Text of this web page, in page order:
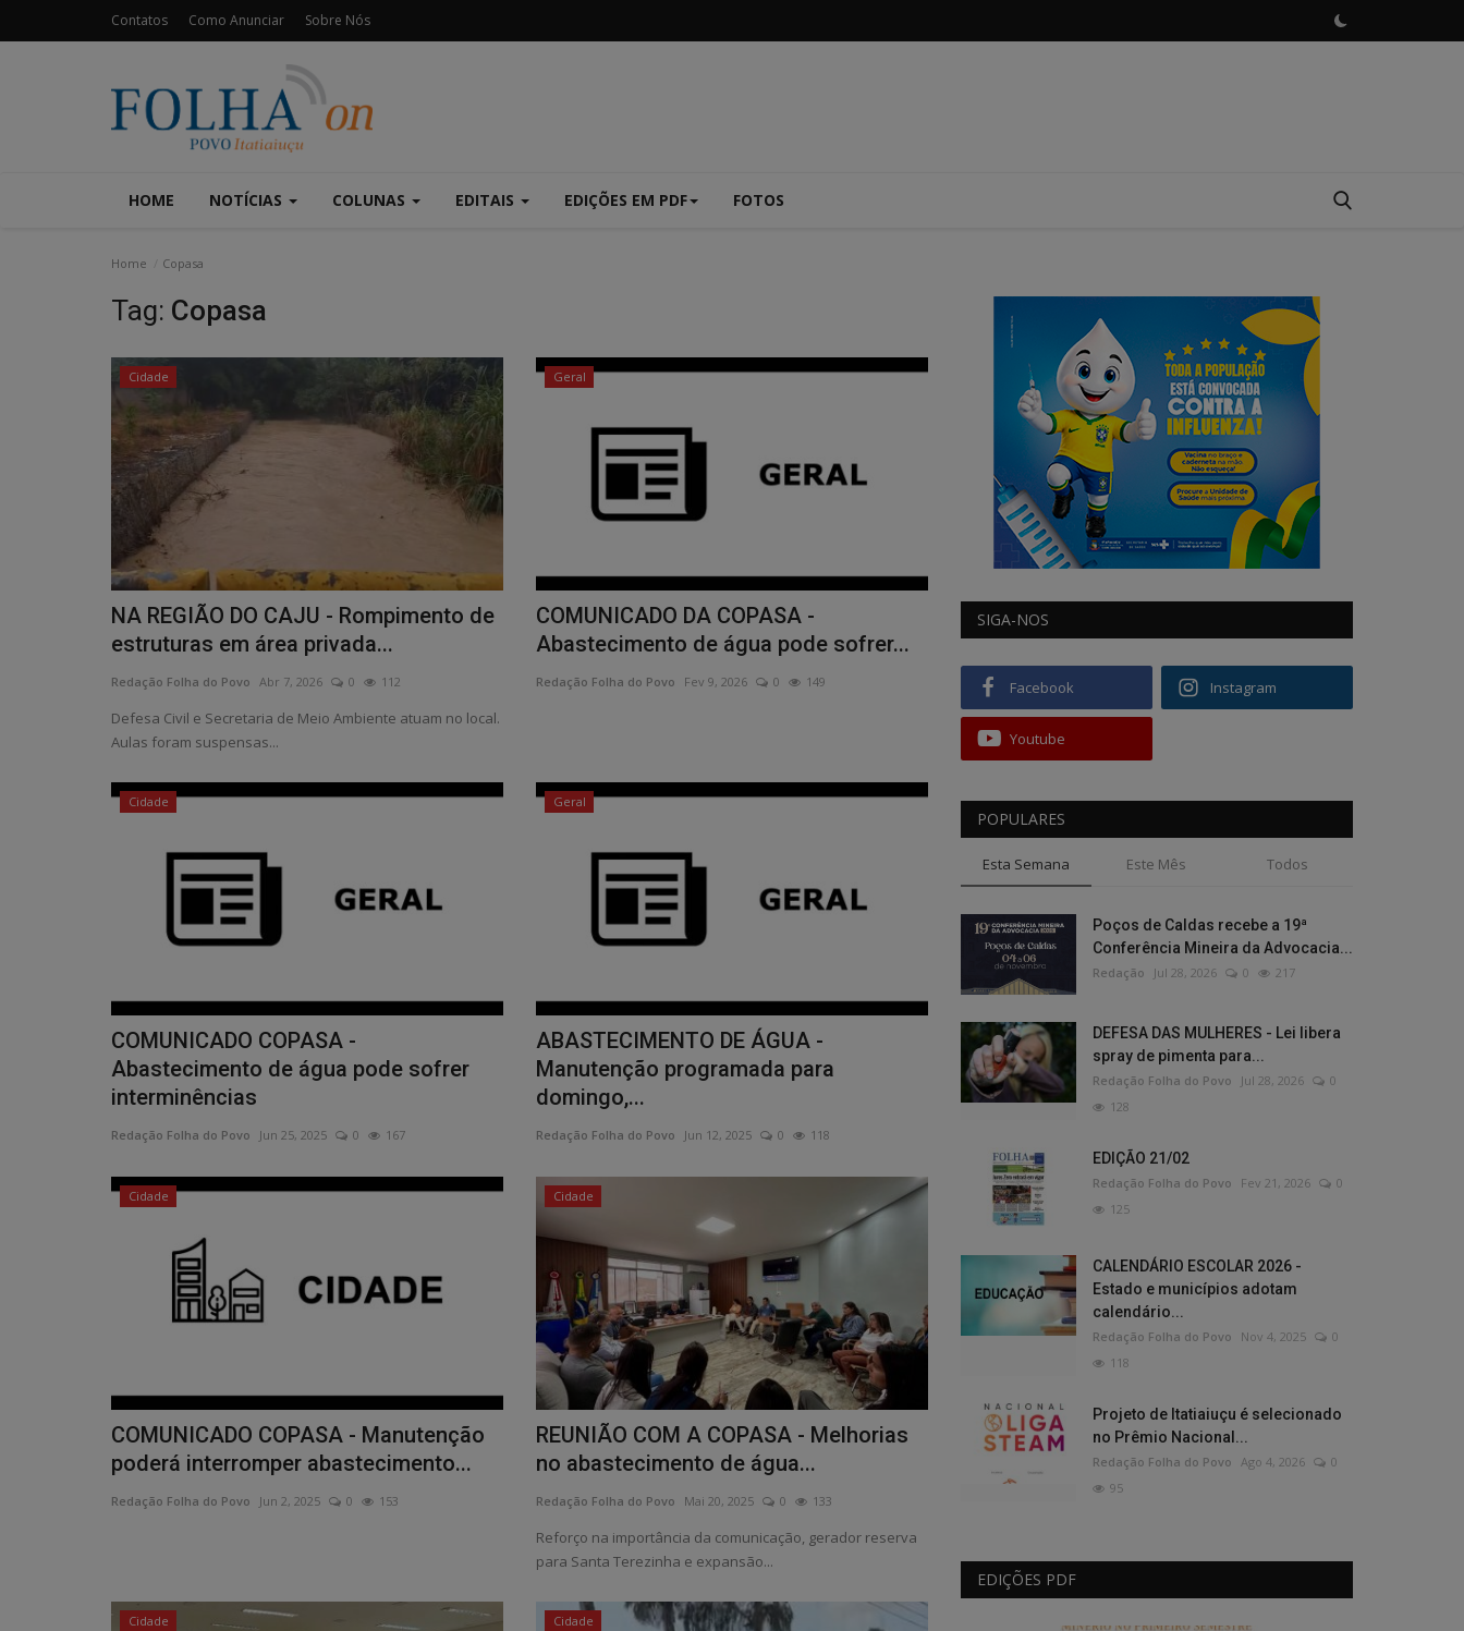
Contatos Como Anunciar Sobre Nós
HOME NOTÍCIAS COLUNAS EDITAIS EDIÇÕES EM PDF FOTOS
Home Copasa
Tag: Copasa
Cidade
NA REGIÃO DO CAJU - Rompimento de
estruturas em área privada...
Redação Folha do Povo Abr 7, 2026 0 112
Defesa Civil e Secretaria de Meio Ambiente atuam no local.
Aulas foram suspensas...
Geral
COMUNICADO DA COPASA -
Abastecimento de água pode sofrer...
Redação Folha do Povo Fev 9, 2026 0 149
Cidade
COMUNICADO COPASA -
Abastecimento de água pode sofrer
interminências
Redação Folha do Povo Jun 25, 2025 0 167
Geral
ABASTECIMENTO DE ÁGUA -
Manutenção programada para
domingo,...
Redação Folha do Povo Jun 12, 2025 0 118
Cidade
COMUNICADO COPASA - Manutenção
poderá interromper abastecimento...
Redação Folha do Povo Jun 2, 2025 0 153
Cidade
REUNIÃO COM A COPASA - Melhorias
no abastecimento de água...
Redação Folha do Povo Mai 20, 2025 0 133
Reforço na importância da comunicação, gerador reserva
para Santa Terezinha e expansão...
Cidade Cidade
SIGA-NOS
Facebook Instagram
Youtube
POPULARES
Esta Semana Este Mês Todos
Poços de Caldas recebe a 19ª
Conferência Mineira da Advocacia...
Redação Jul 28, 2026 0 217
DEFESA DAS MULHERES - Lei libera
spray de pimenta para...
Redação Folha do Povo Jul 28, 2026
0
128
EDIÇÃO 21/02
Redação Folha do Povo Fev 21, 2026
0
125
CALENDÁRIO ESCOLAR 2026 -
Estado e municípios adotam
calendário...
Redação Folha do Povo Nov 4, 2025
0
118
Projeto de Itatiaiuçu é selecionado
no Prêmio Nacional...
Redação Folha do Povo Ago 4, 2026
0
95
EDIÇÕES PDF